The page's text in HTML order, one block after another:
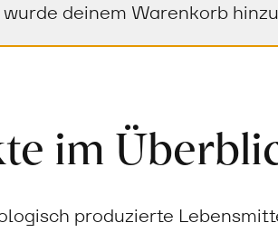
deinem Warenkorb
im
produzierte